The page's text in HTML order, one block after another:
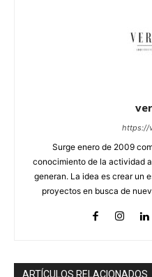
https://
Surge enero de 2009
conocimiento de la actividad
generan. La idea es crear un
proyectos en busca de
ARTÍCULOS RELACIONADOS